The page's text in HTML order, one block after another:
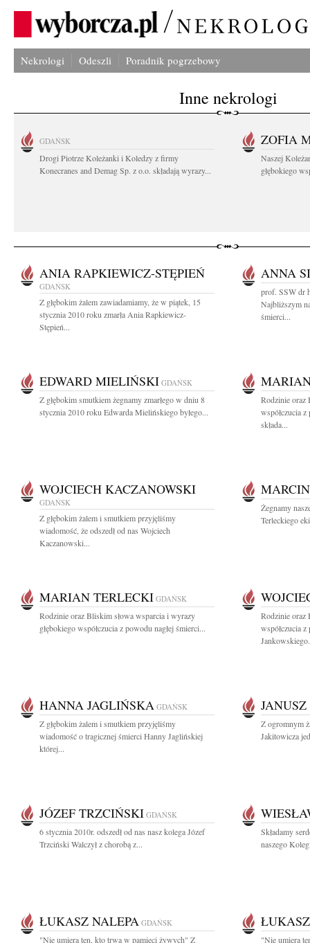
Nekrologi Odeszli Poradnik pogrzebowy
Inne nekrologi
GDAŃSK
Drogi Piotrze Koleżanki i Koledzy z firmy
Konecranes and Demag Sp. z o.o. składają wyrazy...
ZOFIA
Naszej
głębokiego
ANIA RAPKIEWICZ-STĘPIEŃ
GDAŃSK
Z głębokim żalem zawiadamiamy, że w piątek, 15
stycznia 2010 roku zmarła Ania Rapkiewicz-
Stępień...
ANNA
prof. SSW dr
Najbliższym
śmierci...
EDWARD MIELIŃSKI GDAŃSK
Z głębokim smutkiem żegnamy zmarłego w dniu 8
stycznia 2010 roku Edwarda Mielińskiego byłego...
Rodzinie oraz
współczucia
składa...
WOJCIECH KACZANOWSKI
GDAŃSK
Z głębokim żalem i smutkiem przyjęliśmy
wiadomość, że odszedł od nas Wojciech
Kaczanowski...
Żegnamy
Terleckiego
MARIAN TERLECKI GDAŃSK
Rodzinie oraz Bliskim słowa wsparcia i wyrazy
głębokiego współczucia z powodu nagłej śmierci...
Rodzinie oraz
współczucia
HANNA JAGLIŃSKA GDAŃSK
Z głębokim żalem i smutkiem przyjęliśmy
wiadomość o tragicznej śmierci Hanny Jaglińskiej
której...
Z ogromnym
Jakitowicza
JÓZEF TRZCIŃSKI GDAŃSK
6 stycznia 2010r. odszedł od nas nasz kolega Józef
Trzciński Walczył z chorobą z...
Składamy
naszego
ŁUKASZ NALEPA GDAŃSK
"Nie umiera ten, kto trwa w pamięci żywych" Z
"Nie umiera